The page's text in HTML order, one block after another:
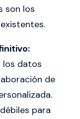
son los
los datos
de
para